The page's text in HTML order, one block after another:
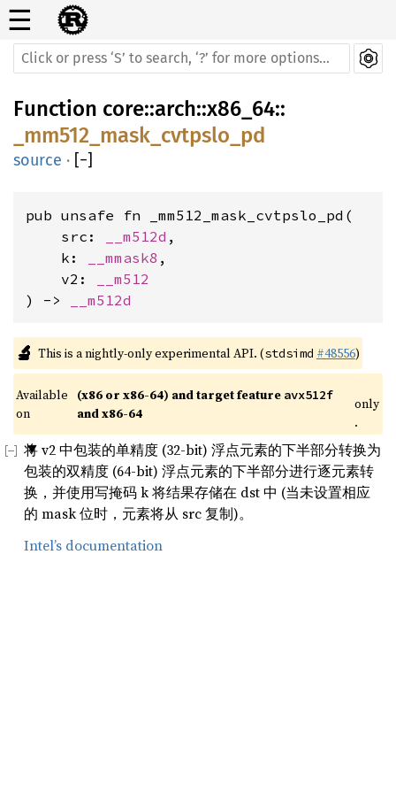
☰
Function core::arch::x86_64::
_mm512_mask_cvtpslo_pd
source · [−]
pub unsafe fn _mm512_mask_cvtpslo_pd(
    src:
__m512d ,
    k:
__mmask8 ,
    v2:
__m512
) ->
__m512d
🔬 This is a nightly-only experimental API. (stdsimd #48556)
Available
on
(x86 or x86-64) and target feature avx512f
and x86-64
only
.
将 v2 中包装的单精度 (32-bit) 浮点元素的下半部分转换为
包装的双精度 (64-bit) 浮点元素的下半部分进行逐元素转
换，并使用写掩码 k 将结果存储在 dst 中 (当未设置相应
的 mask 位时，元素将从 src 复制)。
Intel’s documentation